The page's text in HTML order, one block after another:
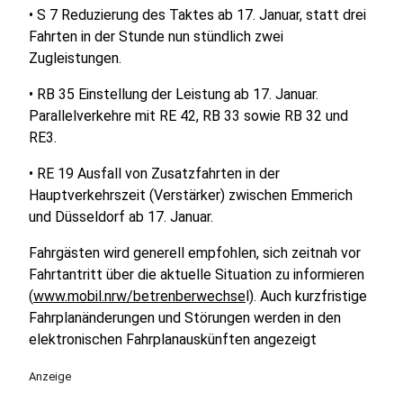
• S 7 Reduzierung des Taktes ab 17. Januar, statt drei
Fahrten in der Stunde nun stündlich zwei
Zugleistungen.
• RB 35 Einstellung der Leistung ab 17. Januar.
Parallelverkehre mit RE 42, RB 33 sowie RB 32 und
RE3.
• RE 19 Ausfall von Zusatzfahrten in der
Hauptverkehrszeit (Verstärker) zwischen Emmerich
und Düsseldorf ab 17. Januar.
Fahrgästen wird generell empfohlen, sich zeitnah vor
Fahrtantritt über die aktuelle Situation zu informieren
(www.mobil.nrw/betrenberwechsel). Auch kurzfristige
Fahrplanänderungen und Störungen werden in den
elektronischen Fahrplanauskünften angezeigt
Anzeige